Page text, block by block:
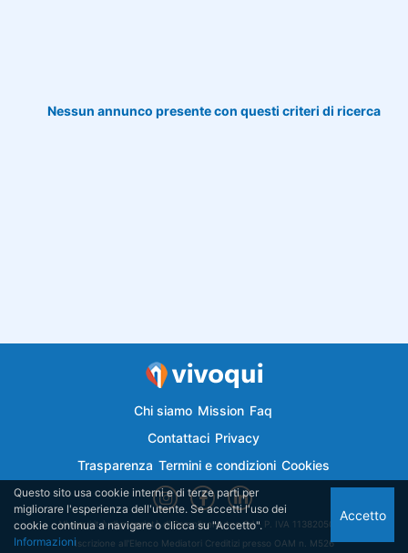
Nessun annunco presente con questi criteri di ricerca
Chi siamo Mission Faq
Contattaci Privacy
Trasparenza Termini e condizioni Cookies
Vivoqui.it è di proprietà di Semplicemutuo Srl - P. IVA 11382050018
Iscrizione all'Elenco Mediatori Creditizi presso OAM n. M526
Questo sito usa cookie interni e di terze parti per
migliorare l'esperienza dell'utente. Se accetti l'uso dei
cookie continua a navigare o clicca su "Accetto".
Informazioni
Accetto